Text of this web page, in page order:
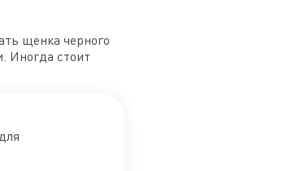
щенка черного
Иногда стоит